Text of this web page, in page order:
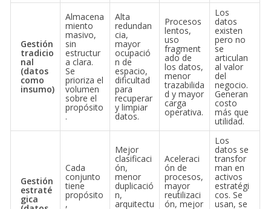
Gestión
tradicio
nal
(datos
como
insumo)
Almacena
miento
masivo,
sin
estructur
a clara.
Se
prioriza el
volumen
sobre el
propósito
.
Alta
redundan
cia,
mayor
ocupació
n de
espacio,
dificultad
para
recuperar
y limpiar
datos.
Procesos
lentos,
uso
fragment
ado de
los datos,
menor
trazabilida
d y mayor
carga
operativa.
Los
datos
existen
pero no
se
articulan
al valor
del
negocio.
Generan
costo
más que
utilidad.
Gestión
estraté
gica
Cada
conjunto
tiene
propósito
,
Mejor
clasificaci
ón,
menor
duplicació
n,
arquitectu
Aceleraci
ón de
procesos,
mayor
reutilizaci
ón, mejor
Los
datos se
transfor
man en
activos
estratégi
cos. Se
usan, se